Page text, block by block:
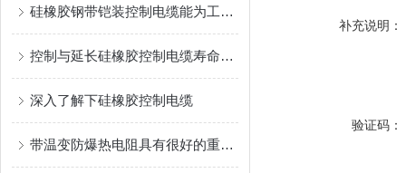
硅橡胶钢带铠装控制电缆能为工业生产和各类工程提供可靠的保障
控制与延长硅橡胶控制电缆寿命的方法
深入了解下硅橡胶控制电缆
带温变防爆热电阻具有很好的重现性和稳定性
补充说明：
验证码：